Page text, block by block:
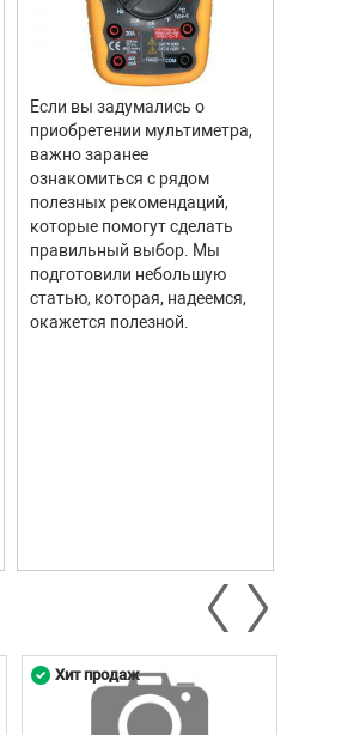
Если вы задумались о
приобретении мультиметра,
важно заранее
ознакомиться с рядом
полезных рекомендаций,
которые помогут сделать
правильный выбор. Мы
подготовили небольшую
статью, которая, надеемся,
окажется полезной.
Хит продаж